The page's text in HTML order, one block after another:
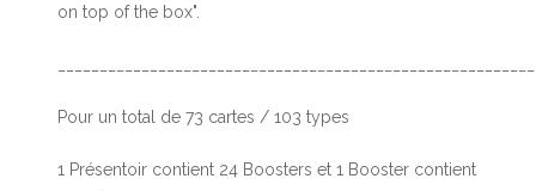
on top of the box".
Pour un total de 73 cartes / 103 types
1 Présentoir contient 24 Boosters et 1 Booster contient